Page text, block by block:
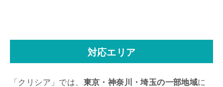
対応エリア
「クリシア」では、 東京・神奈川・埼玉の一部地域に